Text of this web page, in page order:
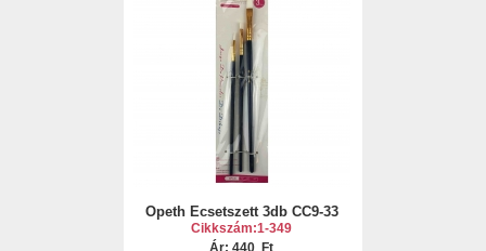
Opeth Ecsetszett 3db CC9-33
Cikkszám:1-349
Ár: 440 Ft